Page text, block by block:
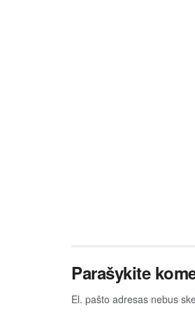
Parašykite
El. pašto adresas nebus